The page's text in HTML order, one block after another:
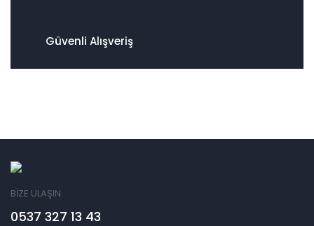
Güvenli Alışveriş
BİZE ULAŞIN
0537 327 13 43